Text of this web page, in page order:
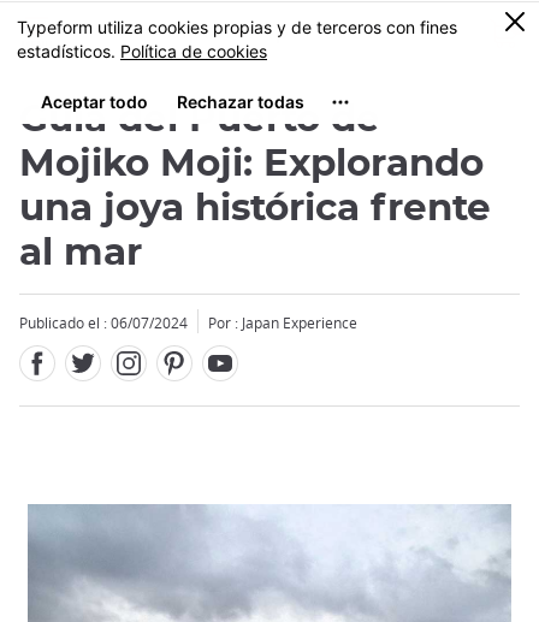
Tamaño
MENU
0
Guía del Puerto de
Mojiko Moji: Explorando
una joya histórica frente
al mar
Publicado el : 06/07/2024 Por : Japan Experience